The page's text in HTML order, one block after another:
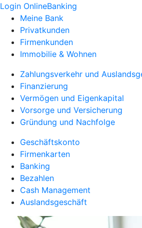
Login OnlineBanking
Meine Bank
Privatkunden
Firmenkunden
Immobilie & Wohnen
Zahlungsverkehr und
Finanzierung
Vermögen und Eigenkapital
Vorsorge und Versicherung
Gründung und Nachfolge
Geschäftskonto
Firmenkarten
Banking
Bezahlen
Cash Management
Auslandsgeschäft